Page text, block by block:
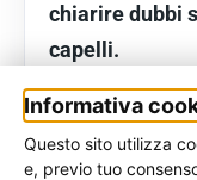
chiarire dubbi
capelli.
Informativa
Questo sito utilizza
e, previo tuo